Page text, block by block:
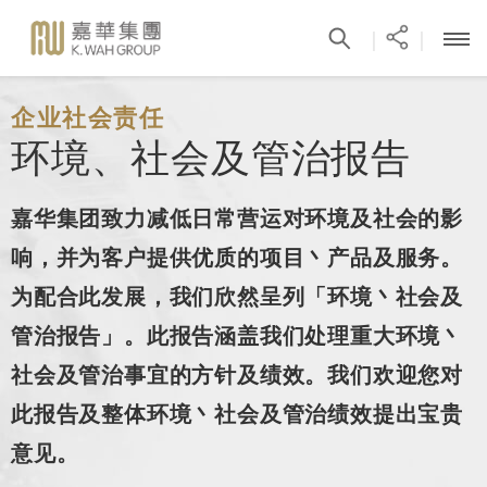
企业社会责任
环境、社会及管治报告
嘉华集团致力减低日常营运对环境及社会的影
响，并为客户提供优质的项目丶产品及服务。
为配合此发展，我们欣然呈列「环境丶社会及
管治报告」。此报告涵盖我们处理重大环境丶
社会及管治事宜的方针及绩效。我们欢迎您对
此报告及整体环境丶社会及管治绩效提出宝贵
意见。